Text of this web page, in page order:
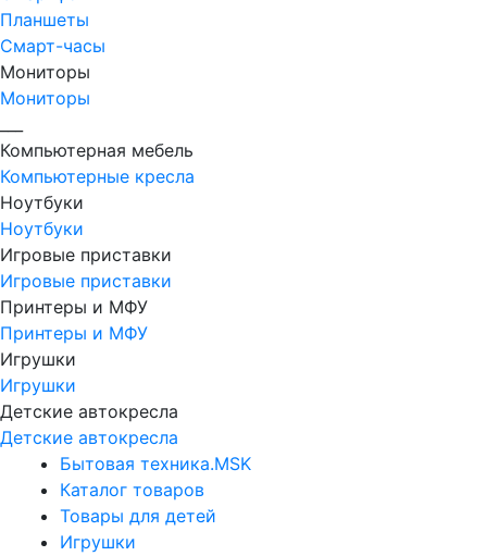
Планшеты
Смарт-часы
Мониторы
Мониторы
Компьютерная мебель
Компьютерные кресла
Ноутбуки
Ноутбуки
Игровые приставки
Игровые приставки
Принтеры и МФУ
Принтеры и МФУ
Игрушки
Игрушки
Детские автокресла
Детские автокресла
Бытовая техника.MSK
Каталог товаров
Товары для детей
Игрушки